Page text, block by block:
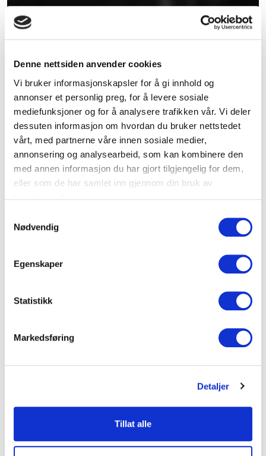
Denne nettsiden anvender cookies
Vi bruker informasjonskapsler for å gi innhold og
annonser et personlig preg, for å levere sosiale
mediefunksjoner og for å analysere trafikken vår. Vi deler
dessuten informasjon om hvordan du bruker nettstedet
vårt, med partnerne våre innen sosiale medier,
annonsering og analysearbeid, som kan kombinere den
med annen informasjon du har gjort tilgjengelig for dem,
eller som de har samlet inn gjennom din bruk av
Nødvendig
Egenskaper
Statistikk
Markedsføring
Detaljer
Tillat alle